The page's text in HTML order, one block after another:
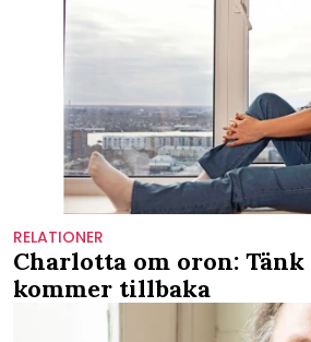
RELATIONER
Charlotta om oron:
kommer tillbaka